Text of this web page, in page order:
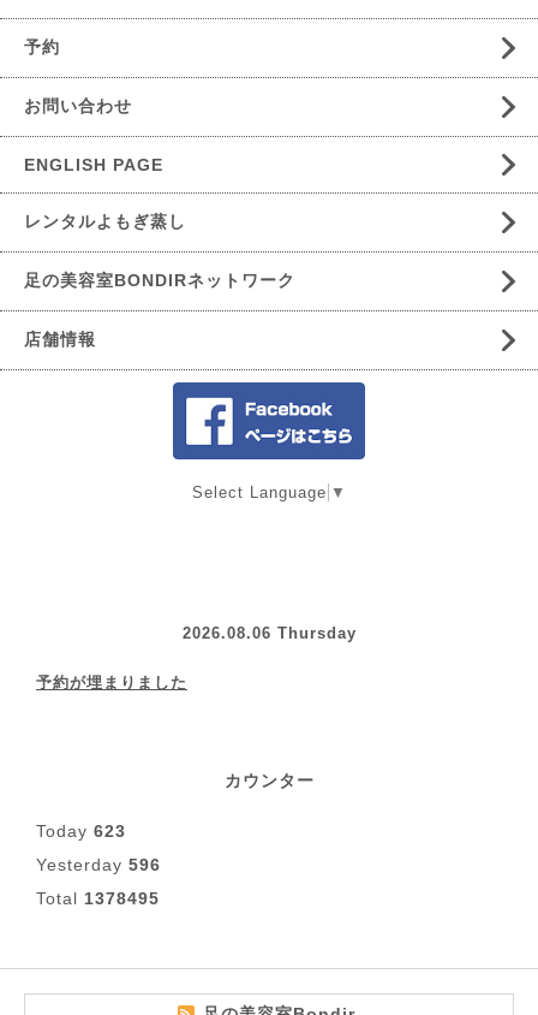
予約
お問い合わせ
ENGLISH PAGE
レンタルよもぎ蒸し
足の美容室BONDIRネットワーク
店舗情報
Select Language ▼
2026.08.06 Thursday
予約が埋まりました
カウンター
Today 623
Yesterday 596
Total 1378495